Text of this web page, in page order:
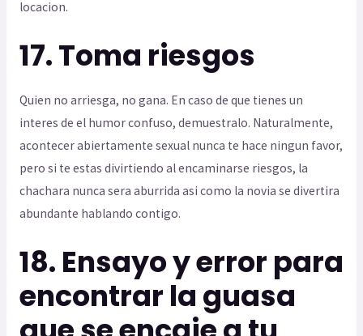
locacion.
17. Toma riesgos
Quien no arriesga, no gana. En caso de que tienes un
interes de el humor confuso, demuestralo. Naturalmente,
acontecer abiertamente sexual nunca te hace ningun favor,
pero si te estas divirtiendo al encaminarse riesgos, la
chachara nunca sera aburrida asi­ como la novia se divertira
abundante hablando contigo.
18. Ensayo y error para
encontrar la guasa